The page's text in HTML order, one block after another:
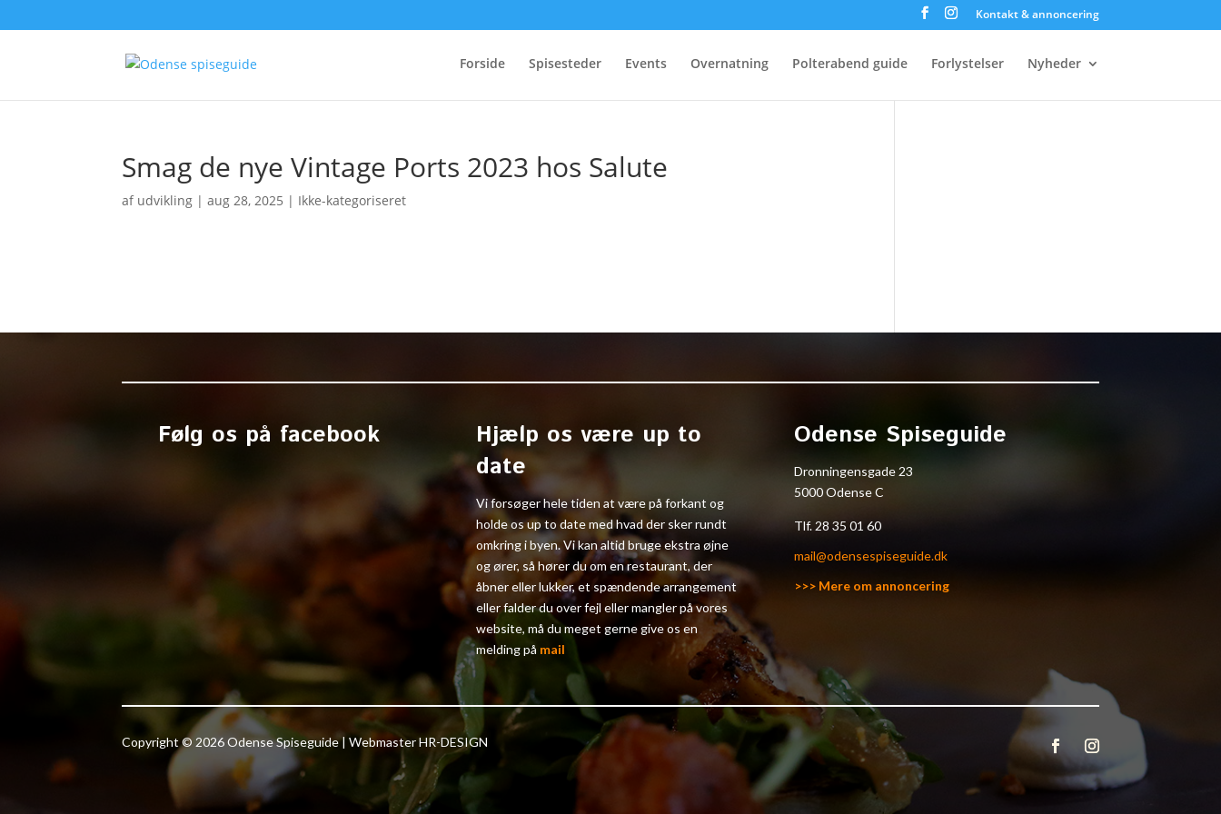
Kontakt & annoncering
Forside Spisesteder Events Overnatning Polterabend guide Forlystelser Nyheder
Smag de nye Vintage Ports 2023 hos Salute
af udvikling |aug 28, 2025 | Ikke-kategoriseret
Følg os på facebook
Hjælp os være up to
date
Vi forsøger hele tiden at være på forkant og
holde os up to date med hvad der sker rundt
omkring i byen. Vi kan altid bruge ekstra øjne
og ører, så hører du om en restaurant, der
åbner eller lukker, et spændende arrangement
eller falder du over fejl eller mangler på vores
website, må du meget gerne give os en
melding på mail
Odense Spiseguide
Dronningensgade 23
5000 Odense C
Tlf.28 35 01 60
mail@odensespiseguide.dk
>>> Mere om annoncering
Copyright © 2026 Odense Spiseguide | Webmaster HR-DESIGN